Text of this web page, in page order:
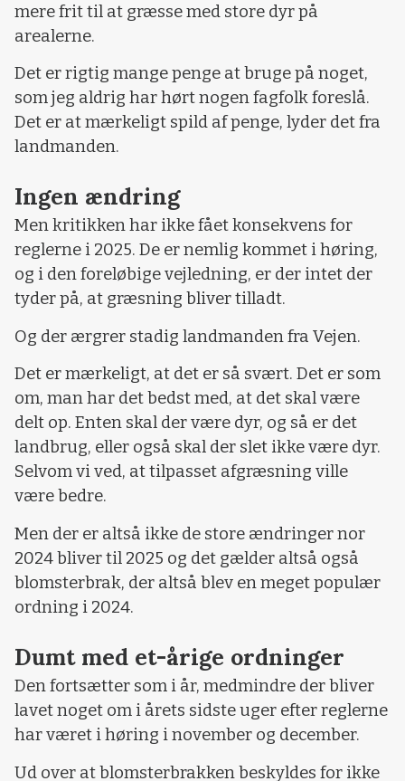
mere frit til at græsse med store dyr på
arealerne.
Det er rigtig mange penge at bruge på noget,
som jeg aldrig har hørt nogen fagfolk foreslå.
Det er at mærkeligt spild af penge, lyder det fra
landmanden.
Ingen ændring
Men kritikken har ikke fået konsekvens for
reglerne i 2025. De er nemlig kommet i høring,
og i den foreløbige vejledning, er der intet der
tyder på, at græsning bliver tilladt.
Og der ærgrer stadig landmanden fra Vejen.
Det er mærkeligt, at det er så svært. Det er som
om, man har det bedst med, at det skal være
delt op. Enten skal der være dyr, og så er det
landbrug, eller også skal der slet ikke være dyr.
Selvom vi ved, at tilpasset afgræsning ville
være bedre.
Men der er altså ikke de store ændringer nor
2024 bliver til 2025 og det gælder altså også
blomsterbrak, der altså blev en meget populær
ordning i 2024.
Dumt med et-årige ordninger
Den fortsætter som i år, medmindre der bliver
lavet noget om i årets sidste uger efter reglerne
har været i høring i november og december.
Ud over at blomsterbrakken beskyldes for ikke